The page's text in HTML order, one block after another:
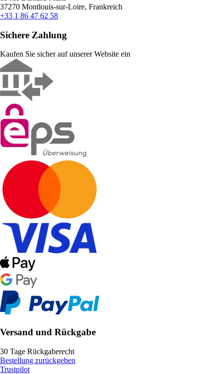
37270 Montlouis-sur-Loire, Frankreich
+33 1 86 47 62 58
Sichere Zahlung
Kaufen Sie sicher auf unserer Website ein
Versand und Rückgabe
30 Tage Rückgaberecht
Bestellung zurückgeben
Trustpilot